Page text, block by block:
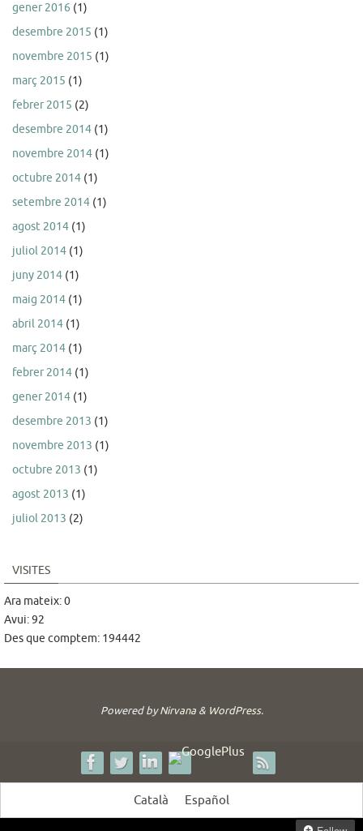
gener 2016 (1)
desembre 2015 (1)
novembre 2015 (1)
març 2015 (1)
febrer 2015 (2)
desembre 2014 (1)
novembre 2014 (1)
octubre 2014 (1)
setembre 2014 (1)
agost 2014 (1)
juliol 2014 (1)
juny 2014 (1)
maig 2014 (1)
abril 2014 (1)
març 2014 (1)
febrer 2014 (1)
gener 2014 (1)
desembre 2013 (1)
novembre 2013 (1)
octubre 2013 (1)
agost 2013 (1)
juliol 2013 (2)
VISITES
Ara mateix: 0
Avui: 92
Des que comptem: 194442
Powered byNirvana& WordPress.
Català Español